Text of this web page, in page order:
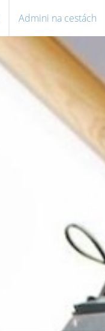
Admini na cestách